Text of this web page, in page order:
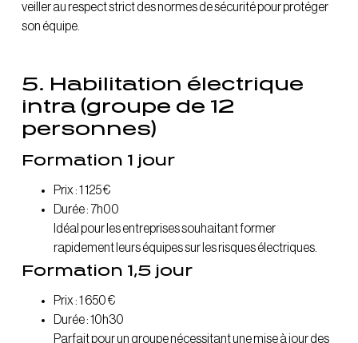
veiller au respect strict des normes de sécurité pour protéger
son équipe.
5. Habilitation électrique
intra (groupe de 12
personnes)
Formation 1 jour
Prix : 1 125 €
Durée : 7h00
Idéal pour les entreprises souhaitant former
rapidement leurs équipes sur les risques électriques.
Formation 1,5 jour
Prix : 1 650 €
Durée : 10h30
Parfait pour un groupe nécessitant une mise à jour des